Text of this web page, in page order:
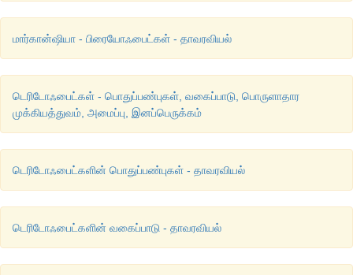
மார்கான்ஷியா - பிரையோஃபைட்கள் - தாவரவியல்
டெரிடோஃபைட்கள் - பொதுப்பண்புகள், வகைப்பாடு, பொருளாதார
முக்கியத்துவம், அமைப்பு, இனப்பெருக்கம்
டெரிடோஃபைட்களின் பொதுப்பண்புகள் - தாவரவியல்
டெரிடோஃபைட்களின் வகைப்பாடு - தாவரவியல்